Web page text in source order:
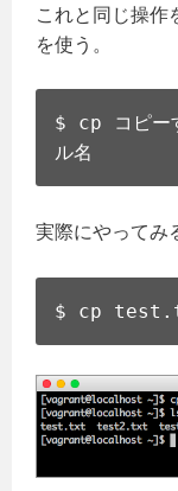
これと同じ操作
を使う。
$ cp コピー
ル名
実際にやってみ
$ cp